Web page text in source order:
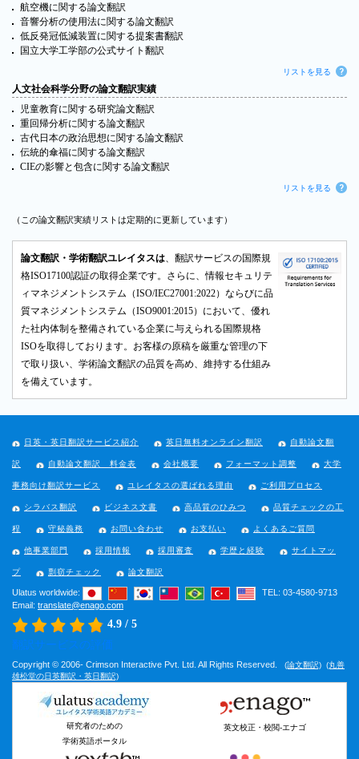
航空機に関する論文翻訳
音響分析の使用法に関する論文翻訳
低反発冠低減装置に関する提案書翻訳
国立大学工学部の公式サイト翻訳
リストを見る
人文社会科学分野の論文翻訳実績
児童教育に関する研究論文翻訳
重回帰分析に関する論文翻訳
古代日本の政治思想に関する論文翻訳
伝統的傘福に関する論文翻訳
CIEの影響と包含に関する論文翻訳
リストを見る
（この論文翻訳実績リストは定期的に更新しています）
論文翻訳・学術翻訳ユレイタスは、翻訳サービスの国際規
格ISO17100認証の取得企業です。さらに、情報セキュリテ
ィマネジメントシステム（ISO/IEC27001:2022）ならびに品
質マネジメントシステム（ISO9001:2015）において、優れ
た社内体制を整備されている企業に与えられる国際規格
ISOを取得しております。お客様の原稿を厳重な管理の下
で取り扱い、学術論文翻訳の品質を高め、維持する仕組み
を備えています。
日英・英日翻訳サービス紹介 英日無料オンライン翻訳 自動論文翻
訳 自動論文翻訳 料金表 会社概要 フォーマット調整 大学
事務向け翻訳サービス ユレイタスの選ばれる理由 ご利用プロセス
シラバス翻訳 ビジネス文書 高品質のひみつ 品質チェックの工
程 守秘義務 お問い合わせ お支払い よくあるご質問
他事業部門 採用情報 採用審査 学歴と経験 サイトマッ
プ 剽窃チェック 論文翻訳
Ulatus worldwide:
TEL: 03-4580-9713
Email: translate@enago.com
4.9 / 5
翻訳サービスの評価
Copyright © 2006- Crimson Interactive Pvt. Ltd. All Rights Reserved. (論文翻訳) (丸善
雄松堂の日英翻訳・英日翻訳)
研究者のための
学術英語ポータル
英文校正・校閲-エナゴ